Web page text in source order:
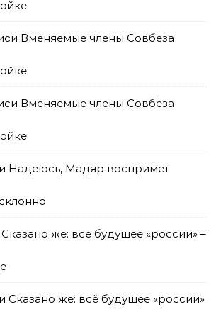
Вменяемые члены Совбеза
Вменяемые члены Совбеза
Надеюсь, Мадяр воспримет
Сказано же: всё будущее «россии» –
Сказано же: всё будущее «россии»